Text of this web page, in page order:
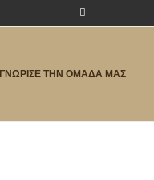
ΓΝΩΡΙΣΕ ΤΗΝ ΟΜΑΔΑ ΜΑΣ